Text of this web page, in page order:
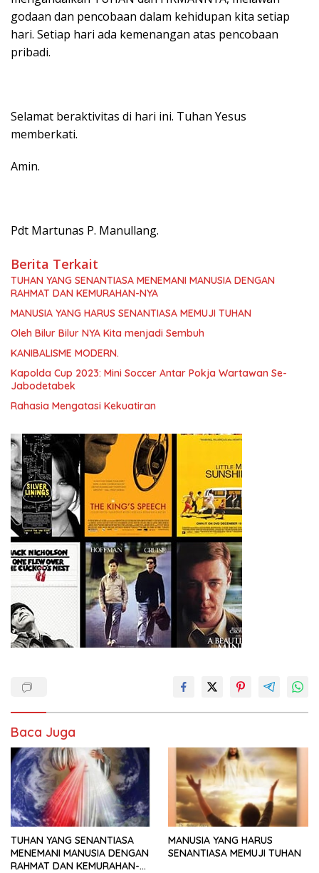
godaan dan pencobaan dalam kehidupan kita setiap
hari. Setiap hari ada kemenangan atas pencobaan
pribadi.
Selamat beraktivitas di hari ini. Tuhan Yesus
memberkati.
Amin.
Pdt Martunas P. Manullang.
Berita Terkait
TUHAN YANG SENANTIASA MENEMANI MANUSIA DENGAN
RAHMAT DAN KEMURAHAN-NYA
MANUSIA YANG HARUS SENANTIASA MEMUJI TUHAN
Oleh Bilur Bilur NYA Kita menjadi Sembuh
KANIBALISME MODERN.
Kapolda Cup 2023: Mini Soccer Antar Pokja Wartawan Se-
Jabodetabek
Rahasia Mengatasi Kekuatiran
Baca Juga
TUHAN YANG SENANTIASA
MENEMANI MANUSIA DENGAN
RAHMAT DAN KEMURAHAN-
MANUSIA YANG HARUS
SENANTIASA MEMUJI TUHAN